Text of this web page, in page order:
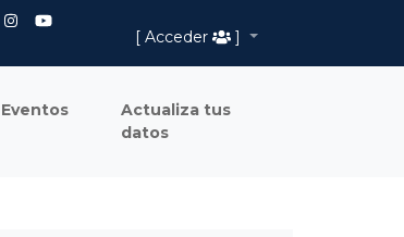
[ Acceder
]
Eventos
Actualiza tus
datos